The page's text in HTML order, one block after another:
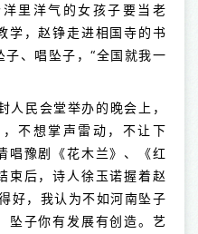
里洋气的女孩子要当老
学，赵铮走进相国寺的书
、唱坠子，“全国就我一
民会堂举办的晚会上，
不想掌声雷动，不让下
唱豫剧《花木兰》、《红
束后，诗人徐玉诺握着赵
好，我认为不如河南坠子
坠子你有发展有创造。艺